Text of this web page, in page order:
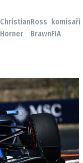
Christian
Horner
Ross
Brawn
komisaři
FIA